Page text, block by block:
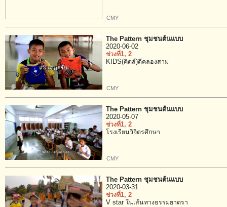
CMY
The Pattern ชุมชนต้นแบบ
2020-06-02
ช่วงที่1, 2
KIDS(คิดส์)ดีคลองสาม
CMY
The Pattern ชุมชนต้นแบบ
2020-05-07
ช่วงที่1, 2
โรงเรียนวิจิตรศึกษา
CMY
The Pattern ชุมชนต้นแบบ
2020-03-31
ช่วงที่1, 2
V star ในเส้นทางธรรมยาตรา